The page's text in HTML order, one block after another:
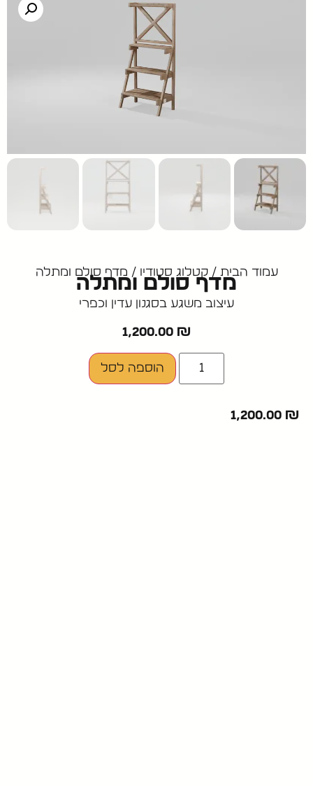
עמוד הבית /קטלוג סטודיו / מדף סולם ומתלה
מדף סולם ומתלה
עיצוב משגע בסגנון עדין וכפרי
1,200.00 ₪
הוספה לסל
1,200.00 ₪